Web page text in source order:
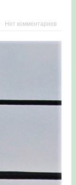
Нет комментариев